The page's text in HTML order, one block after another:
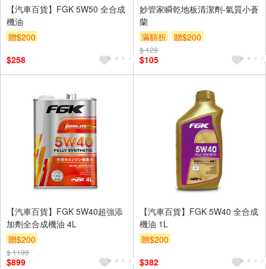
【汽車百貨】FGK 5W50 全合成
機油
贈$200
$258
妙管家瞬乾地板清潔劑-氣質小蒼
蘭
滿額折
贈$200
$ 129
$105
【汽車百貨】FGK 5W40超強添
加劑全合成機油 4L
贈$200
$ 1199
$899
【汽車百貨】FGK 5W40 全合成
機油 1L
贈$200
$382